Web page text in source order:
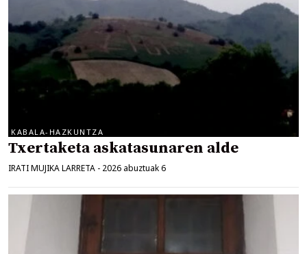
KABALA-HAZKUNTZA
Txertaketa askatasunaren alde
IRATI MUJIKA LARRETA - 2026 abuztuak 6